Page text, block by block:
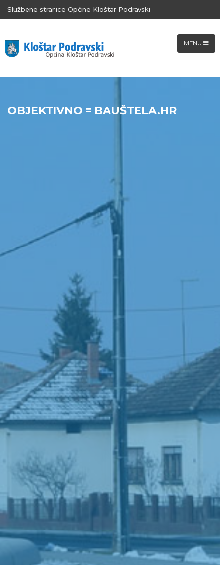
Službene stranice Općine Kloštar Podravski
MENU
OBJEKTIVNO = BAUŠTELA.HR